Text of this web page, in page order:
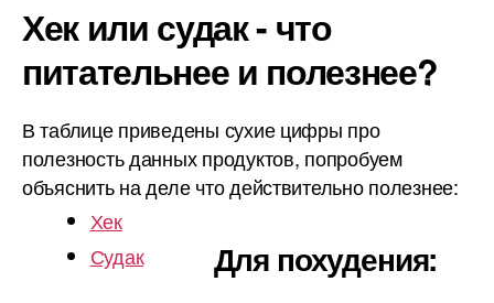
Хек или судак - что
питательнее и полезнее?
В таблице приведены сухие цифры про
полезность данных продуктов, попробуем
объяснить на деле что действительно полезнее:
Хек
Судак
Для похудения: